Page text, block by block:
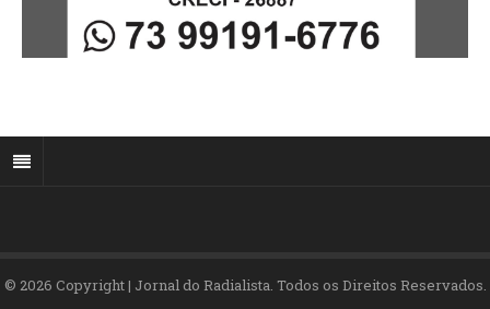
© 2026 Copyright | Jornal do Radialista. Todos os Direitos Reservados.